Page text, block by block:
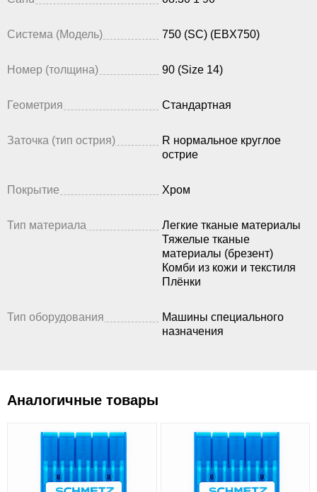
Система (Модель) 750 (SC) (EBX750)
Номер (толщина) 90 (Size 14)
Геометрия Стандартная
Заточка (тип острия)
R нормальное круглое
острие
Покрытие Хром
Тип материала
Легкие тканые материалы
Тяжелые тканые
материалы (брезент)
Комби из кожи и текстиля
Плёнки
Тип оборудования
Машины специального
назначения
Аналогичные товары